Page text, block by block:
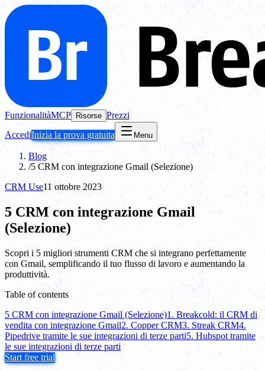
FunzionalitàMCP Risorse Prezzi
AccediInizia la prova gratuita Menu
Blog
/5 CRM con integrazione Gmail (Selezione)
CRM Use11 ottobre 2023
5 CRM con integrazione Gmail
(Selezione)
Scopri i 5 migliori strumenti CRM che si integrano perfettamente
con Gmail, semplificando il tuo flusso di lavoro e aumentando la
produttività.
Table of contents
5 CRM con integrazione Gmail (Selezione)1. Breakcold: il CRM di
vendita con integrazione Gmail2. Copper CRM3. Streak CRM4.
Pipedrive tramite le sue integrazioni di terze parti5. Hubspot tramite
le sue integrazioni di terze parti
Start free trial